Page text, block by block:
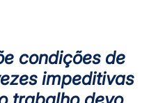
condições de
impeditivas